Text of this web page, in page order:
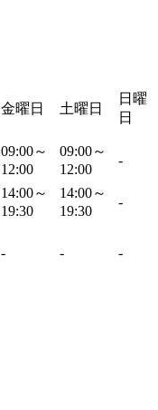
金曜日 土曜日
日曜
日
09:00～
12:00
09:00～
12:00
-
14:00～
19:30
14:00～
19:30
-
- - -